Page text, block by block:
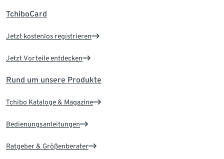
TchiboCard
Jetzt kostenlos registrieren
Jetzt Vorteile entdecken
Rund um unsere Produkte
Tchibo Kataloge & Magazine
Bedienungsanleitungen
Ratgeber & Größenberater